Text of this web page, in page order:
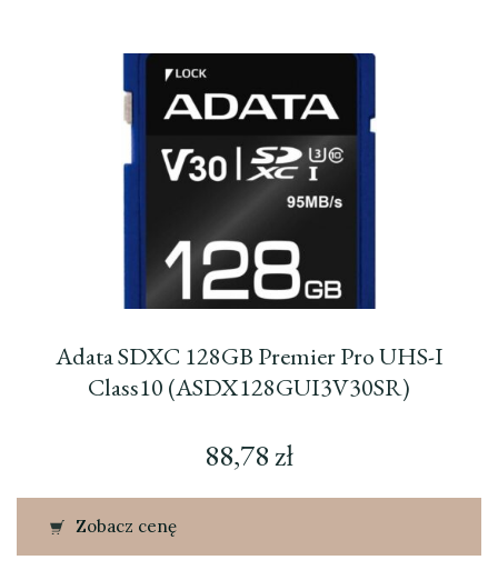
Adata SDXC 128GB Premier Pro UHS-I
Class10 (ASDX128GUI3V30SR)
88,78zł
Zobacz cenę